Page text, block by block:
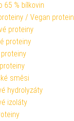
65 % bílkovin
/ Vegan protein
proteiny
proteiny
směsi
hydrolyzáty
izoláty